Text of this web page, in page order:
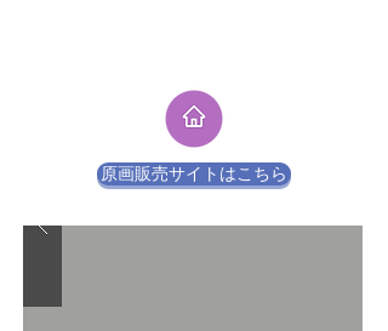
原画販売サイトはこちら